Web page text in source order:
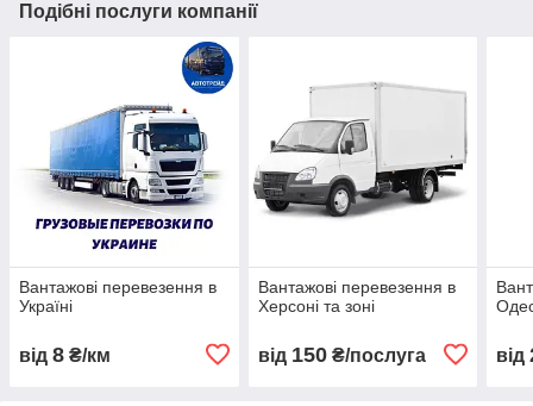
Подібні послуги компанії
Вантажові перевезення в
Україні
від 8 ₴/км
Вантажові перевезення в
Херсоні та зоні
від 150₴/послуга від